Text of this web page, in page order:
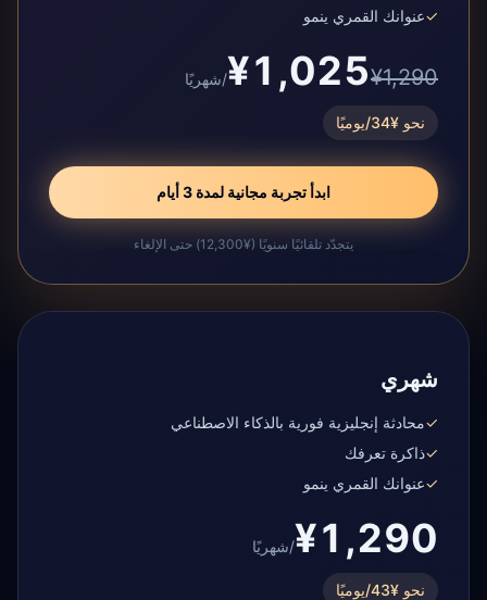
✓عنوانك القمري ينمو
¥1,290
¥1,025/شهريًا
نحو ¥34/يوميًا
ابدأ تجربة مجانية لمدة 3 أيام
يتجدّد تلقائيًا سنويًا (¥12,300) حتى الإلغاء
شهري
✓محادثة إنجليزية فورية بالذكاء الاصطناعي
✓ذاكرة تعرفك
✓عنوانك القمري ينمو
¥1,290/شهريًا
نحو ¥43/يوميًا